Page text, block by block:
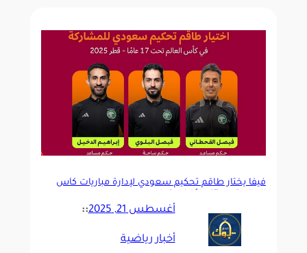
فيفا يختار طاقم تحكيم سعودي لإدارة مباريات كأس
أغسطس 21, 2025 ::
أخبار رياضية